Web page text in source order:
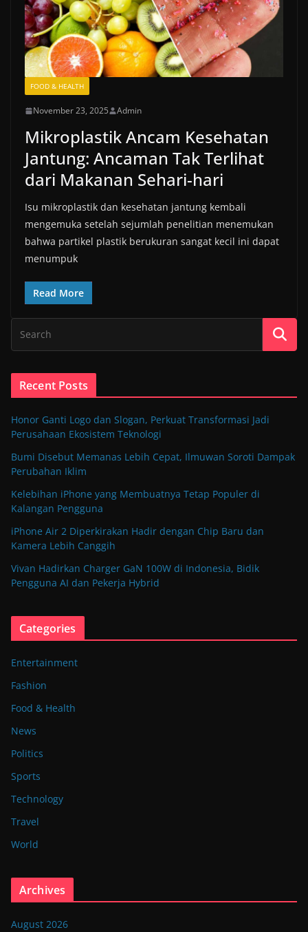
FOOD & HEALTH
November 23, 2025 Admin
Mikroplastik Ancam Kesehatan
Jantung: Ancaman Tak Terlihat
dari Makanan Sehari-hari
Isu mikroplastik dan kesehatan jantung kembali
mengemuka setelah sejumlah penelitian menemukan
bahwa partikel plastik berukuran sangat kecil ini dapat
menumpuk
Read More
Recent Posts
Honor Ganti Logo dan Slogan, Perkuat Transformasi Jadi
Perusahaan Ekosistem Teknologi
Bumi Disebut Memanas Lebih Cepat, Ilmuwan Soroti Dampak
Perubahan Iklim
Kelebihan iPhone yang Membuatnya Tetap Populer di
Kalangan Pengguna
iPhone Air 2 Diperkirakan Hadir dengan Chip Baru dan
Kamera Lebih Canggih
Vivan Hadirkan Charger GaN 100W di Indonesia, Bidik
Pengguna AI dan Pekerja Hybrid
Categories
Entertainment
Fashion
Food & Health
News
Politics
Sports
Technology
Travel
World
Archives
August 2026